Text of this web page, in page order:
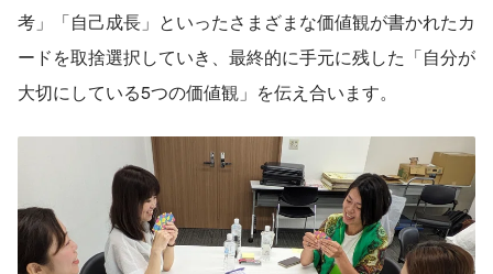
考」「自己成長」といったさまざまな価値観が書かれたカ
ードを取捨選択していき、最終的に手元に残した「自分が
大切にしている5つの価値観」を伝え合います。